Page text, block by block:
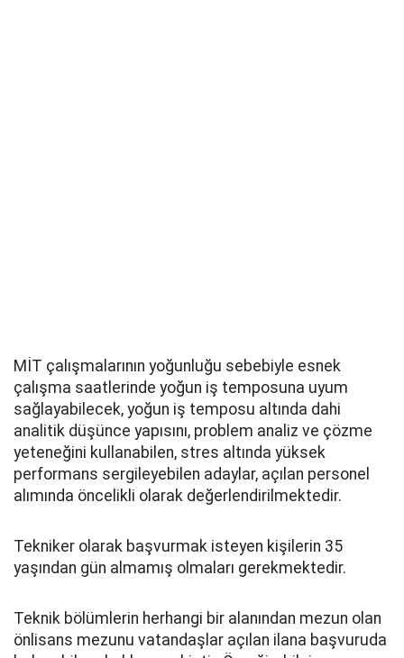
MİT çalışmalarının yoğunluğu sebebiyle esnek
çalışma saatlerinde yoğun iş temposuna uyum
sağlayabilecek, yoğun iş temposu altında dahi
analitik düşünce yapısını, problem analiz ve çözme
yeteneğini kullanabilen, stres altında yüksek
performans sergileyebilen adaylar, açılan personel
alımında öncelikli olarak değerlendirilmektedir.
Tekniker olarak başvurmak isteyen kişilerin 35
yaşından gün almamış olmaları gerekmektedir.
Teknik bölümlerin herhangi bir alanından mezun olan
önlisans mezunu vatandaşlar açılan ilana başvuruda